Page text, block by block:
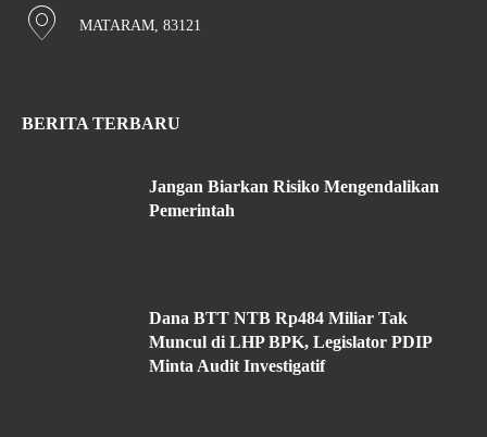
MATARAM, 83121
BERITA TERBARU
Jangan Biarkan Risiko Mengendalikan
Pemerintah
Dana BTT NTB Rp484 Miliar Tak
Muncul di LHP BPK, Legislator PDIP
Minta Audit Investigatif